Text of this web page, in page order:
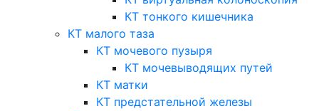
КТ тонкого кишечника
КТ малого таза
КТ мочевого пузыря
КТ мочевыводящих путей
КТ матки
КТ предстательной железы